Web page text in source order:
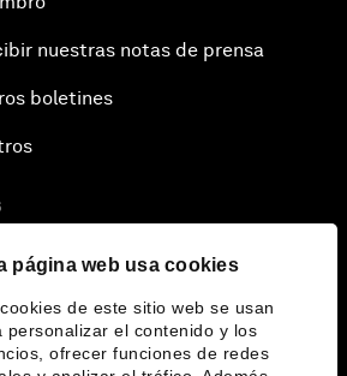
página web usa cookies
de este sitio web se usan
personalizar el contenido y los
ofrecer funciones de redes
nuestras notas de prensa
boletines
Foro
idiomas